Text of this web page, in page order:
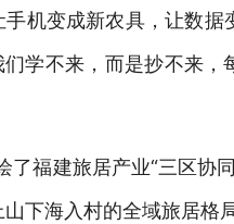
手机变成新农具，让数据
学不来，而是抄不来，
福建旅居产业“三区协
下海入村的全域旅居格